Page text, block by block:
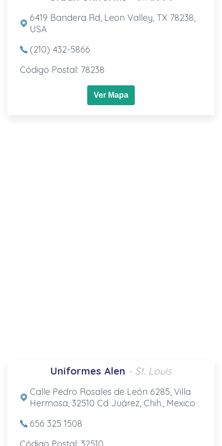
6419 Bandera Rd, Leon Valley, TX 78238,
USA
(210) 432-5866
Código Postal: 78238
Ver Mapa
Uniformes Alen - St. Louis
Calle Pedro Rosales de León 6285, Villa
Hermosa, 32510 Cd Juárez, Chih., Mexico
656 325 1508
Código Postal: 32510